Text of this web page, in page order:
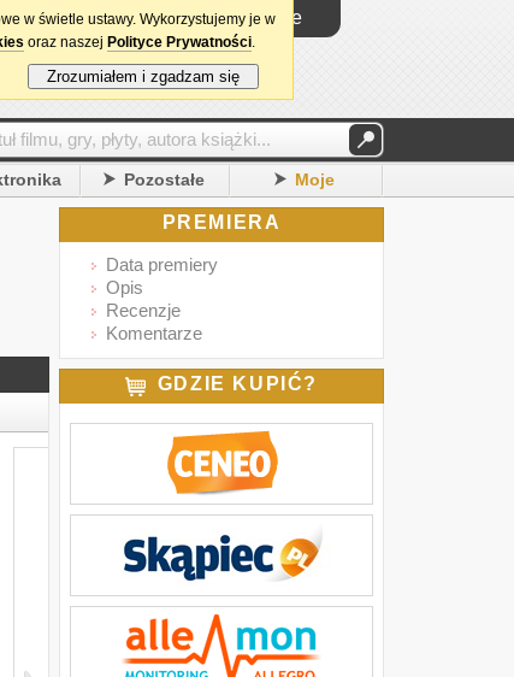
Logowanie
Pozostałe Moje
PREMIERA
Data premiery
Opis
Recenzje
Komentarze
GDZIE KUPIĆ?
w świetle ustawy. Wykorzystujemy je w
oraz naszej Polityce Prywatności.
Zrozumiałem i zgadzam się